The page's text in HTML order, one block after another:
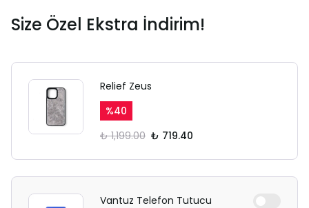
Size Özel Ekstra İndirim!
Relief Zeus
%40
₺ 1,199.00 ₺ 719.40
Vantuz Telefon Tutucu